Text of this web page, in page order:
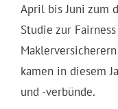
April bis Juni zum
Studie zur
kamen in diesem
und -verbünde.